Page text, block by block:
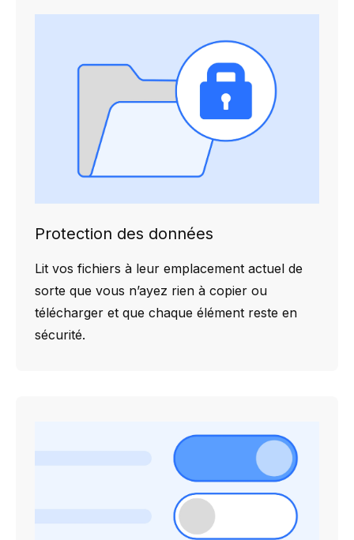
Protection des données
Lit vos fichiers à leur emplacement actuel de
sorte que vous n’ayez rien à copier ou
télécharger et que chaque élément reste en
sécurité.